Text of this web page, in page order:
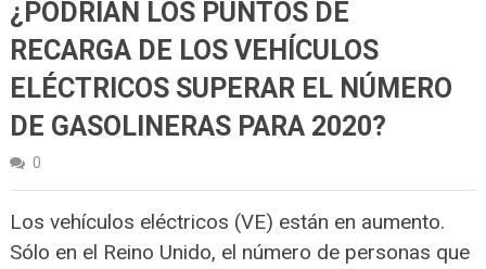
¿PODRÍAN LOS PUNTOS DE
RECARGA DE LOS VEHÍCULOS
ELÉCTRICOS SUPERAR EL NÚMERO
DE GASOLINERAS PARA 2020?
0
Los vehículos eléctricos (VE) están en aumento.
Sólo en el Reino Unido, el número de personas que